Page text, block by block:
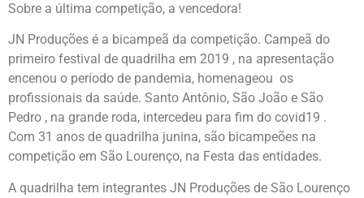
Sobre a última competição, a vencedora!
JN Produções é a bicampeã da competição. Campeã do
primeiro festival de quadrilha em 2019 , na apresentação
encenou o período de pandemia, homenageou os
profissionais da saúde. Santo Antônio, São João e São
Pedro , na grande roda, intercedeu para fim do covid19 .
Com 31 anos de quadrilha junina, são bicampeões na
competição em São Lourenço, na Festa das entidades.
A quadrilha tem integrantes JN Produções de São Lourenço